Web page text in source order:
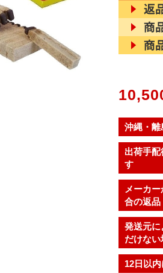
沖縄・離
出荷手
す
メーカ
合の返品
発送元に
だけな
12日以